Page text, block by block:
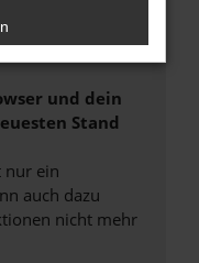
und dein
Stand
nur ein
auch dazu
nicht mehr